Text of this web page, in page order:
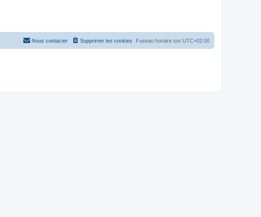
Fuseau horaire sur UTC+02:00
Supprimer les cookies
Nous contacter